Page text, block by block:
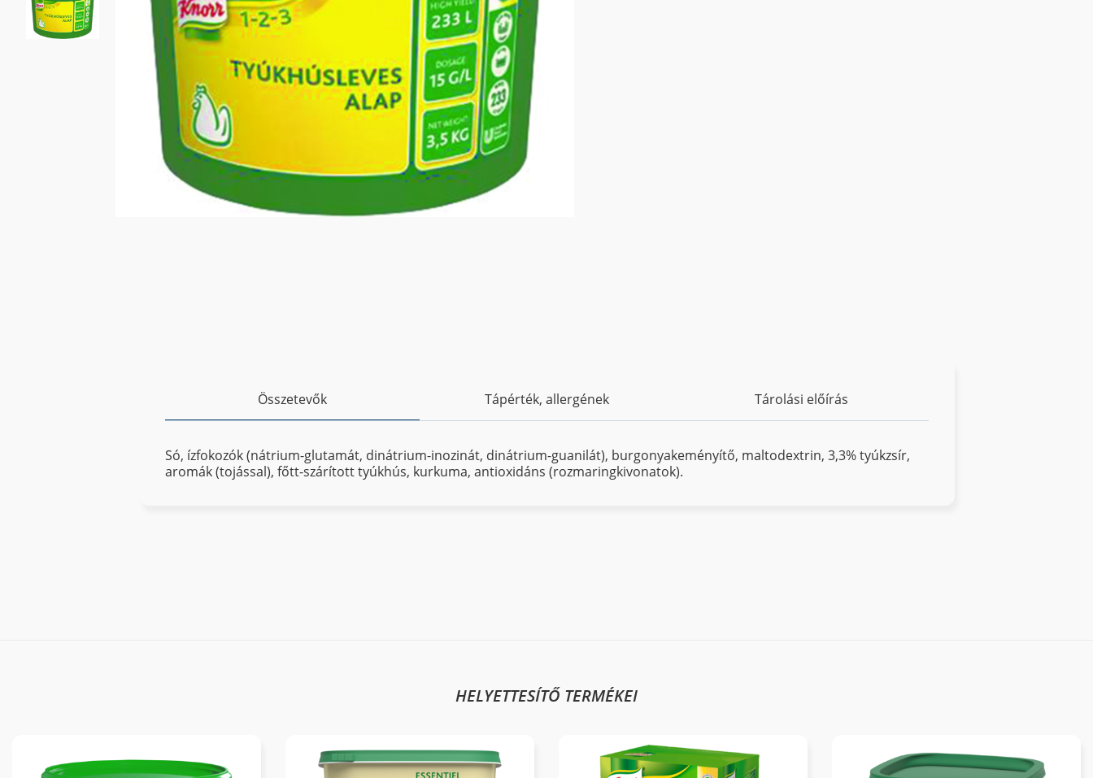
Összetevők Tápérték, allergének Tárolási előírás
Só, ízfokozók (nátrium-glutamát, dinátrium-inozinát, dinátrium-guanilát), burgonyakeményítő, maltodextrin, 3,3% tyúkzsír,
aromák (tojással), főtt-szárított tyúkhús, kurkuma, antioxidáns (rozmaringkivonatok).
HELYETTESÍTŐ TERMÉKEI